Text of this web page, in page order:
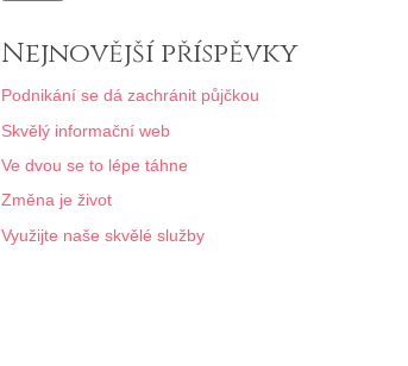
Nejnovější příspěvky
Podnikání se dá zachránit půjčkou
Skvělý informační web
Ve dvou se to lépe táhne
Změna je život
Využijte naše skvělé služby